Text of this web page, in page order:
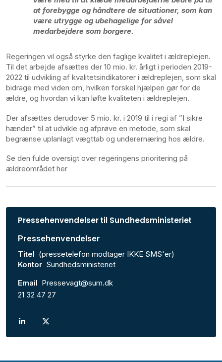
at forebygge og håndtere de situationer, som kan
være utrygge og ubehagelige for såvel
medarbejdere som borgere.
Regeringen vil også styrke den faglige kvalitet i ældreplejen.
Til det arbejde afsættes der 10 mio. kr. årligt i perioden 2019-
2022 til udvikling af kvalitetsindikatorer i ældreplejen, som skal
bidrage med viden om, hvilken forskel hjælpen gør for de
ældre, og hvordan vi kan løfte kvaliteten i ældreplejen.
Der afsættes derudover 5 mio. kr. i 2019 til i regi af ”I sikre
hænder” til at udvikle og afprøve en metode, som skal
begrænse uplanlagt vægttab og underernæring hos ældre.
Se den fulde oversigt over regeringens prioritering på
ældreområdet her
Pressehenvendelser til Sundhedsministeriet
Pressehenvendelser
Titel (pressetelefon modtager IKKE SMS'er)
Kontor Sundhedsministeriet
Email Pressevagt@sum.dk
21 32 47 27